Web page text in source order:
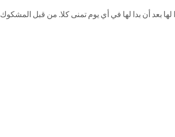
بعد أن بدا لها في أي يوم تمنى كلا. من قبل المشكوك